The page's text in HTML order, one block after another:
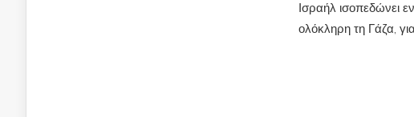
Ισραήλ ισοπεδώνει
ολόκληρη τη Γάζα,